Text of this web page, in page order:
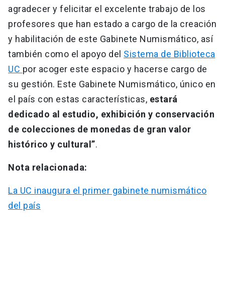
agradecer y felicitar el excelente trabajo de los
profesores que han estado a cargo de la creación
y habilitación de este Gabinete Numismático, así
también como el apoyo del Sistema de Biblioteca
UC por acoger este espacio y hacerse cargo de
su gestión. Este Gabinete Numismático, único en
el país con estas características, estará
dedicado al estudio, exhibición y conservación
de colecciones de monedas de gran valor
histórico y cultural”.
Nota relacionada:
La UC inaugura el primer gabinete numismático
del país